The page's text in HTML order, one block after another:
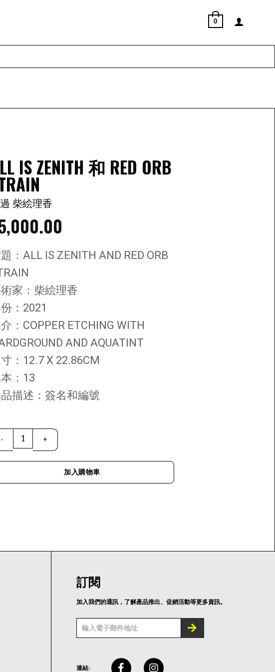
0
IS ZENITH 和 RED ORB
柴絵理香
：ALL IS ZENITH AND RED ORB
家：柴絵理香
：2021
：COPPER ETCHING WITH
AND AQUATINT
：12.7 X 22.86CM
：13
描述：簽名和編號
加入購物車
訂閱
加入我們的通訊，了解產品推出、促銷活動等更多資訊。
連結: